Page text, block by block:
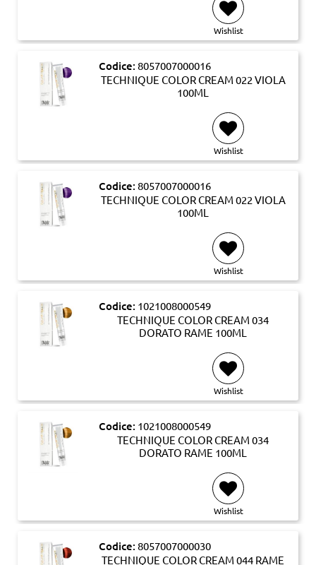
Wishlist
Codice: 8057007000016
TECHNIQUE COLOR CREAM 022 VIOLA
100ML
Wishlist
Codice: 8057007000016
TECHNIQUE COLOR CREAM 022 VIOLA
100ML
Wishlist
Codice: 1021008000549
TECHNIQUE COLOR CREAM 034
DORATO RAME 100ML
Wishlist
Codice: 1021008000549
TECHNIQUE COLOR CREAM 034
DORATO RAME 100ML
Wishlist
Codice: 8057007000030
TECHNIQUE COLOR CREAM 044 RAME